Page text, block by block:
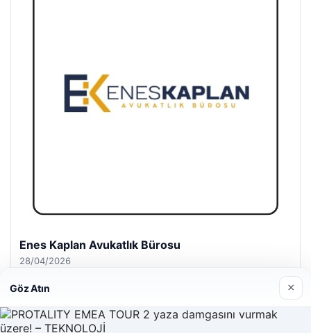
Enes Kaplan Avukatlık Bürosu
28/04/2026
Göz Atın ×